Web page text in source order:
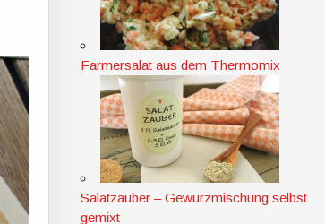
Farmersalat aus dem Thermomix
Salatzauber – Gewürzmischung selbst
gemixt